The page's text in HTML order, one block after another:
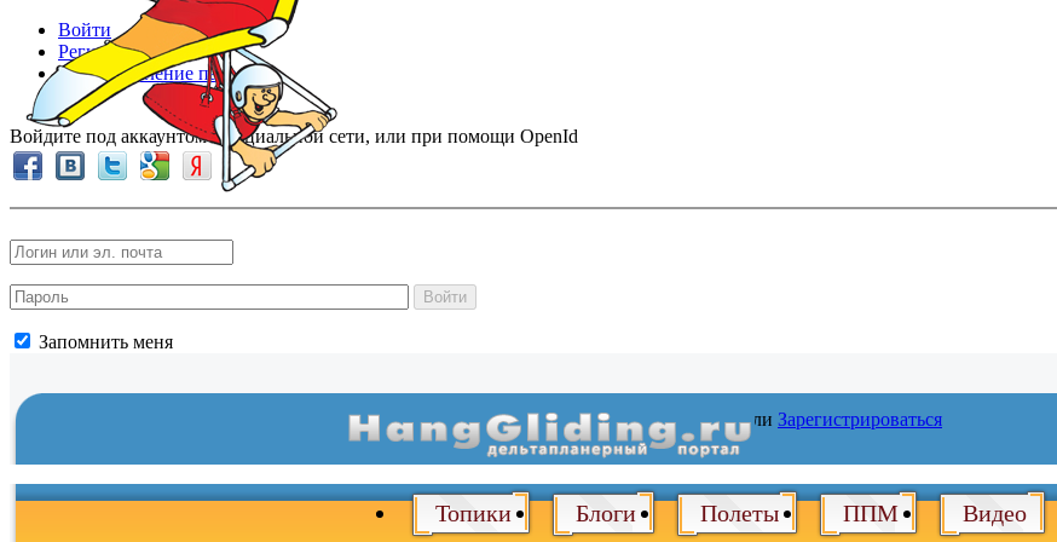
Войти
Регистрация
Восстановление пароля
Войдите под аккаунтом в социальной сети, или при помощи OpenId
Войти
Запомнить меня
Войтиили Зарегистрироваться
Топики Блоги Полеты ППМ Видео